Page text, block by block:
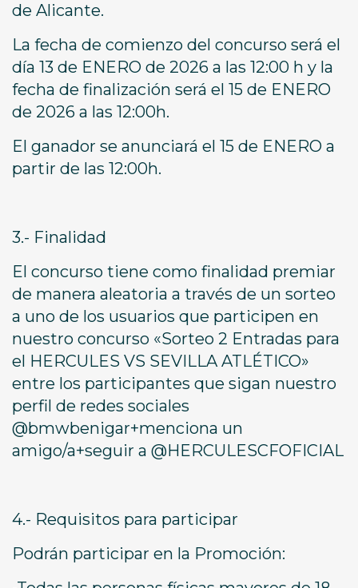
de Alicante.
La fecha de comienzo del concurso será el
día 13 de ENERO de 2026 a las 12:00 h y la
fecha de finalización será el 15 de ENERO
de 2026 a las 12:00h.
El ganador se anunciará el 15 de ENERO a
partir de las 12:00h.
3.- Finalidad
El concurso tiene como finalidad premiar
de manera aleatoria a través de un sorteo
a uno de los usuarios que participen en
nuestro concurso «Sorteo 2 Entradas para
el HERCULES VS SEVILLA ATLÉTICO»
entre los participantes que sigan nuestro
perfil de redes sociales
@bmwbenigar+menciona un
amigo/a+seguir a @HERCULESCFOFICIAL
4.- Requisitos para participar
Podrán participar en la Promoción: